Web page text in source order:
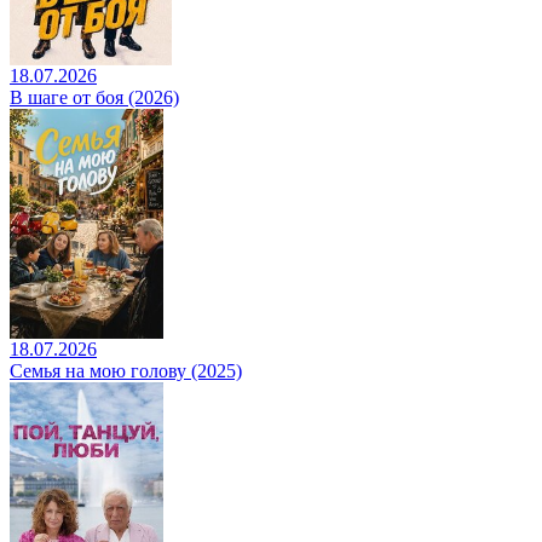
18.07.2026
В шаге от боя (2026)
18.07.2026
Семья на мою голову (2025)